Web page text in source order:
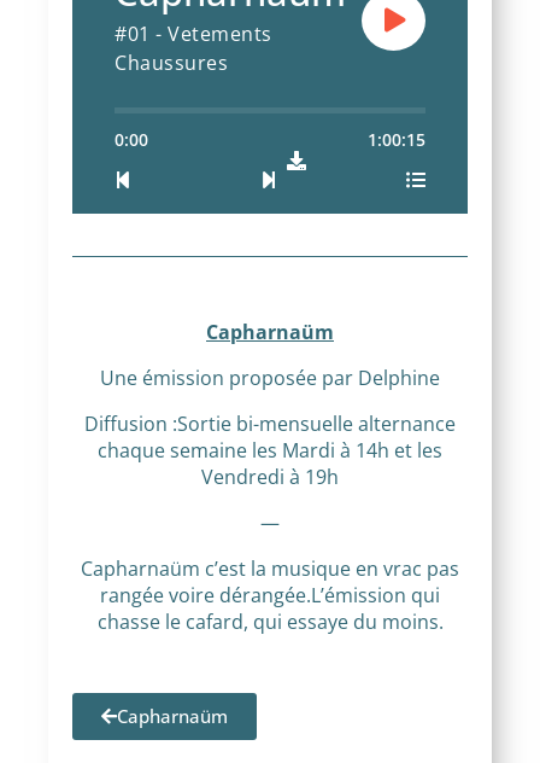
#01 - Vetements
Chaussures
0:00 1:00:15
Capharnaüm
Une émission proposée par Delphine
Diffusion :Sortie bi-mensuelle alternance
chaque semaine les Mardi à 14h et les
Vendredi à 19h
—
Capharnaüm c’est la musique en vrac pas
rangée voire dérangée.L’émission qui
chasse le cafard, qui essaye du moins.
Capharnaüm